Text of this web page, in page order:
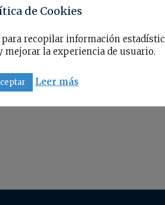
de Cookies
recopilar información
mejorar la experiencia de usuario.
Leer más